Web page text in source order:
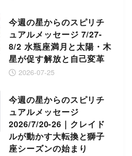
今週の星からのスピリチ
ュアルメッセージ 7/27-
8/2 水瓶座満月と太陽・木
星が促す解放と自己変革
2026-07-25
今週の星からのスピリチ
ュアルメッセージ
2026/7/20-26｜クレイド
ルが動かす大転換と獅子
座シーズンの始まり